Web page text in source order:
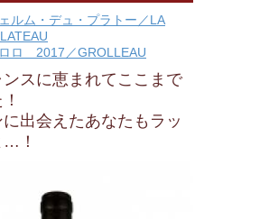
ルム・デュ・プラトー／LA
ロ 2017／GROLLEAU
スに恵まれてここまで
出会えたあなたもラッ
…！